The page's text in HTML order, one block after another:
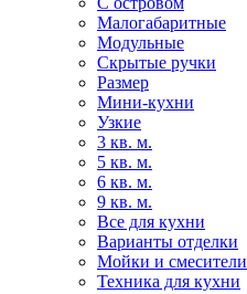
Малогабаритные
Модульные
Скрытые ручки
Размер
Мини-кухни
Узкие
3 кв. м.
5 кв. м.
6 кв. м.
9 кв. м.
Все для кухни
Варианты отделки
Мойки и смесители
Техника для кухни